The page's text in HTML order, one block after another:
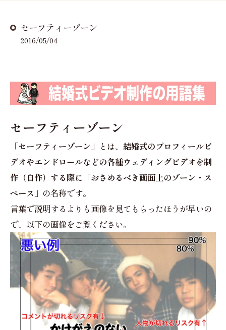
セーフティーゾーン
2016/05/04
セーフティーゾーン
「セーフティーゾーン」 とは、 結婚式のプロフィールビ
デオやエンドロールなどの各種ウェディングビデオを制
作（自作）する際に「おさめるべき画面上のゾーン・ス
ペース」 の名称です。
言葉で説明するよりも画像を見てもらったほうが早いの
で、以下の画像をご覧ください。